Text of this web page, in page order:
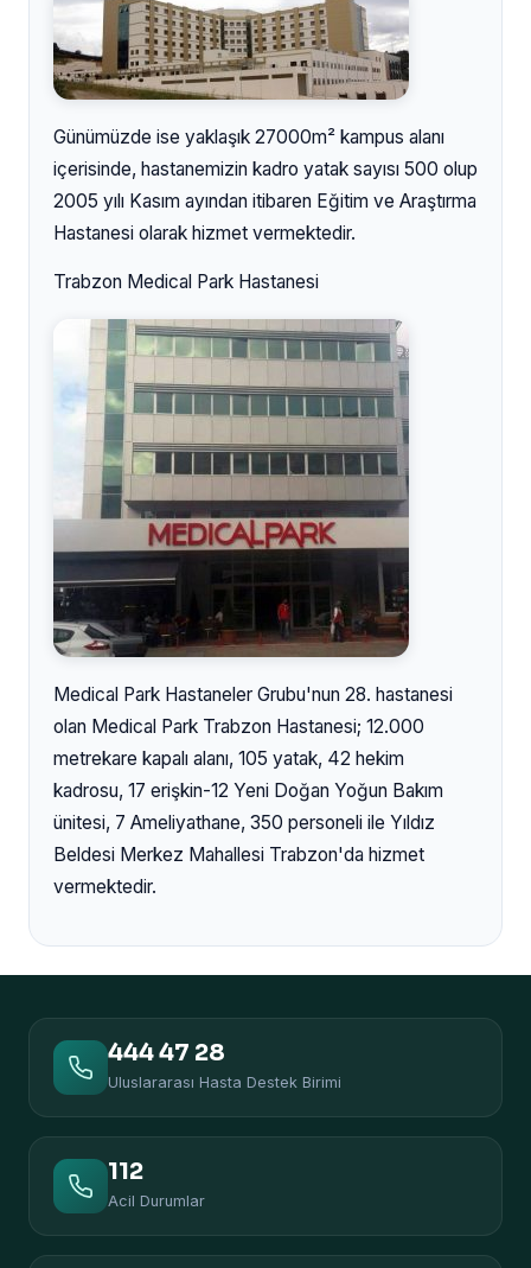
Günümüzde ise yaklaşık 27000m² kampus alanı
içerisinde, hastanemizin kadro yatak sayısı 500 olup
2005 yılı Kasım ayından itibaren Eğitim ve Araştırma
Hastanesi olarak hizmet vermektedir.
Trabzon Medical Park Hastanesi
Medical Park Hastaneler Grubu'nun 28. hastanesi
olan Medical Park Trabzon Hastanesi; 12.000
metrekare kapalı alanı, 105 yatak, 42 hekim
kadrosu, 17 erişkin-12 Yeni Doğan Yoğun Bakım
ünitesi, 7 Ameliyathane, 350 personeli ile Yıldız
Beldesi Merkez Mahallesi Trabzon'da hizmet
vermektedir.
444 47 28
Uluslararası Hasta Destek Birimi
112
Acil Durumlar